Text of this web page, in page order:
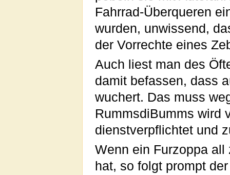
Fahrrad-Überqueren
wurden, unwissend,
der Vorrechte eines
Auch liest man des
damit befassen, dass
wuchert. Das muss
RummsdiBumms wird
dienstverpflichtet und
Wenn ein Furzoppa
hat, so folgt prompt